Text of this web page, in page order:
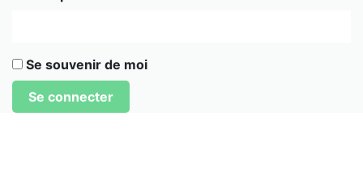
Se souvenir de moi